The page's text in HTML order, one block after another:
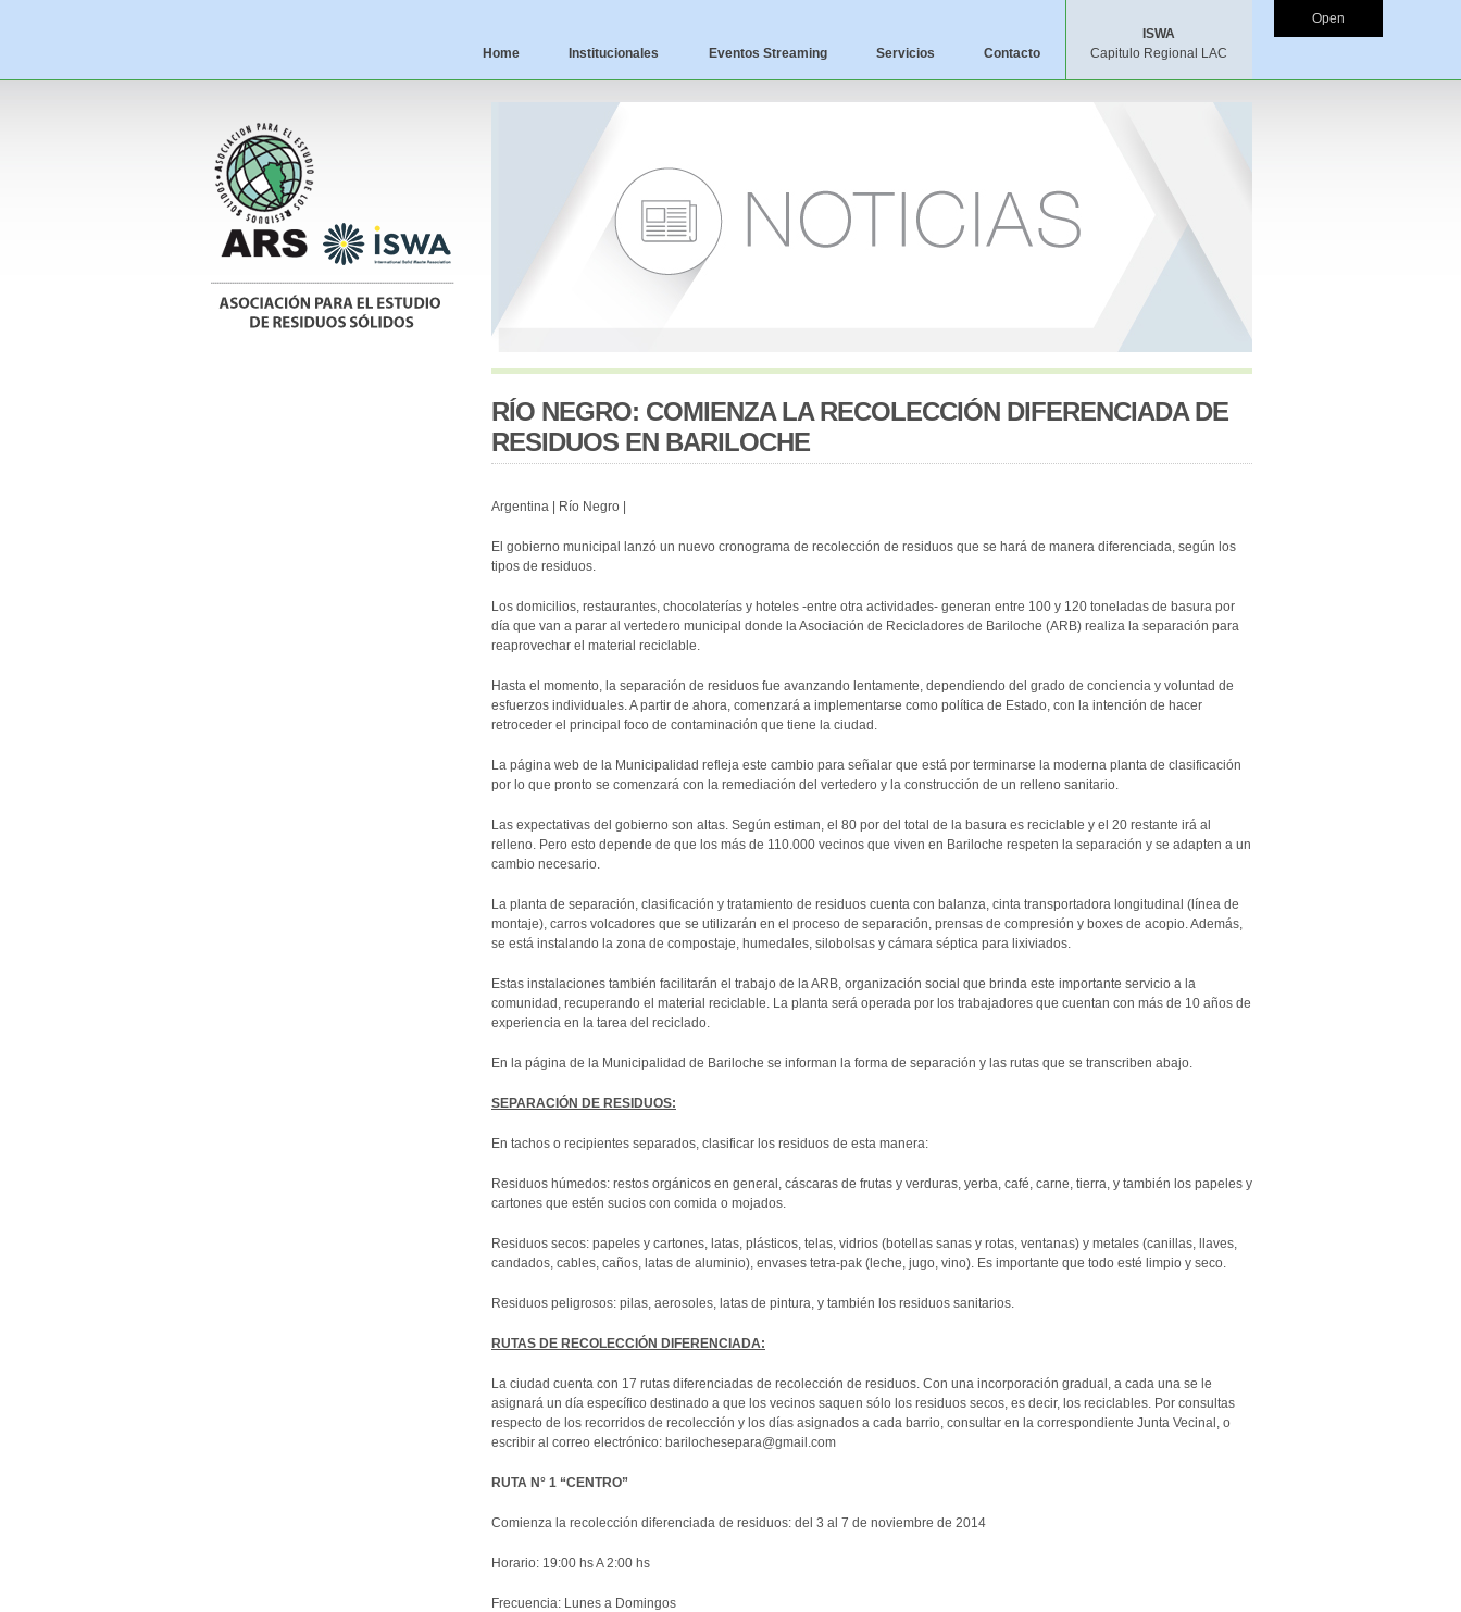
Home Institucionales Eventos Streaming Servicios Contacto
ISWA
Capitulo Regional LAC
RÍO NEGRO: COMIENZA LA RECOLECCIÓN DIFERENCIADA DE
RESIDUOS EN BARILOCHE
Argentina | Río Negro |
El gobierno municipal lanzó un nuevo cronograma de recolección de residuos que se hará de manera diferenciada, según los
tipos de residuos.
Los domicilios, restaurantes, chocolaterías y hoteles -entre otra actividades- generan entre 100 y 120 toneladas de basura por
día que van a parar al vertedero municipal donde la Asociación de Recicladores de Bariloche (ARB) realiza la separación para
reaprovechar el material reciclable.
Hasta el momento, la separación de residuos fue avanzando lentamente, dependiendo del grado de conciencia y voluntad de
esfuerzos individuales. A partir de ahora, comenzará a implementarse como política de Estado, con la intención de hacer
retroceder el principal foco de contaminación que tiene la ciudad.
La página web de la Municipalidad refleja este cambio para señalar que está por terminarse la moderna planta de clasificación
por lo que pronto se comenzará con la remediación del vertedero y la construcción de un relleno sanitario.
Las expectativas del gobierno son altas. Según estiman, el 80 por del total de la basura es reciclable y el 20 restante irá al
relleno. Pero esto depende de que los más de 110.000 vecinos que viven en Bariloche respeten la separación y se adapten a un
cambio necesario.
La planta de separación, clasificación y tratamiento de residuos cuenta con balanza, cinta transportadora longitudinal (línea de
montaje), carros volcadores que se utilizarán en el proceso de separación, prensas de compresión y boxes de acopio. Además,
se está instalando la zona de compostaje, humedales, silobolsas y cámara séptica para lixiviados.
Estas instalaciones también facilitarán el trabajo de la ARB, organización social que brinda este importante servicio a la
comunidad, recuperando el material reciclable. La planta será operada por los trabajadores que cuentan con más de 10 años de
experiencia en la tarea del reciclado.
En la página de la Municipalidad de Bariloche se informan la forma de separación y las rutas que se transcriben abajo.
SEPARACIÓN DE RESIDUOS:
En tachos o recipientes separados, clasificar los residuos de esta manera:
Residuos húmedos: restos orgánicos en general, cáscaras de frutas y verduras, yerba, café, carne, tierra, y también los papeles y
cartones que estén sucios con comida o mojados.
Residuos secos: papeles y cartones, latas, plásticos, telas, vidrios (botellas sanas y rotas, ventanas) y metales (canillas, llaves,
candados, cables, caños, latas de aluminio), envases tetra-pak (leche, jugo, vino). Es importante que todo esté limpio y seco.
Residuos peligrosos: pilas, aerosoles, latas de pintura, y también los residuos sanitarios.
RUTAS DE RECOLECCIÓN DIFERENCIADA:
La ciudad cuenta con 17 rutas diferenciadas de recolección de residuos. Con una incorporación gradual, a cada una se le
asignará un día específico destinado a que los vecinos saquen sólo los residuos secos, es decir, los reciclables. Por consultas
respecto de los recorridos de recolección y los días asignados a cada barrio, consultar en la correspondiente Junta Vecinal, o
escribir al correo electrónico: barilochesepara@gmail.com
RUTA N° 1 “CENTRO”
Comienza la recolección diferenciada de residuos: del 3 al 7 de noviembre de 2014
Horario: 19:00 hs A 2:00 hs
Frecuencia: Lunes a Domingos
Open